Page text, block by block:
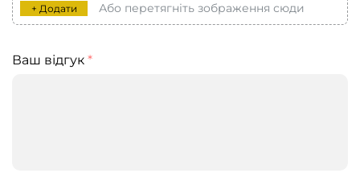
+ Додати Або перетягніть зображення сюди
Ваш відгук *